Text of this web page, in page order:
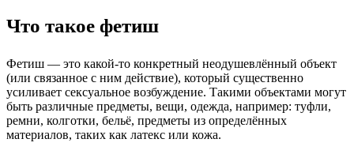
Что такое фетиш
Фетиш — это какой-то конкретный неодушевлённый объект
(или связанное с ним действие), который существенно
усиливает сексуальное возбуждение. Такими объектами могут
быть различные предметы, вещи, одежда, например: туфли,
ремни, колготки, бельё, предметы из определённых
материалов, таких как латекс или кожа.